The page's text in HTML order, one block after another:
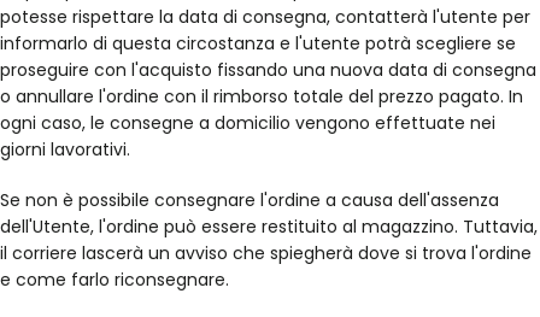
potesse rispettare la data di consegna, contatterà l'utente per
informarlo di questa circostanza e l'utente potrà scegliere se
proseguire con l'acquisto fissando una nuova data di consegna
o annullare l'ordine con il rimborso totale del prezzo pagato. In
ogni caso, le consegne a domicilio vengono effettuate nei
giorni lavorativi.
Se non è possibile consegnare l'ordine a causa dell'assenza
dell'Utente, l'ordine può essere restituito al magazzino. Tuttavia,
il corriere lascerà un avviso che spiegherà dove si trova l'ordine
e come farlo riconsegnare.